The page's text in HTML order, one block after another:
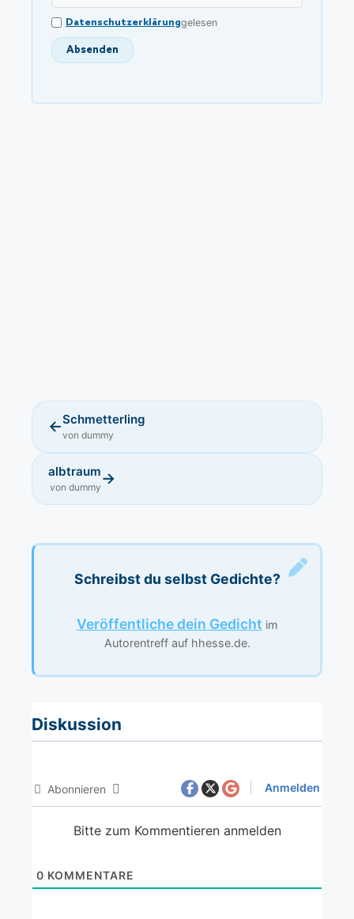
Datenschutzerklärunggelesen
←Schmetterling
von dummy
albtraum
von dummy →
Schreibst du selbst Gedichte?
Veröffentliche dein Gedicht im
Autorentreff auf hhesse.de.
Diskussion
Abonnieren Anmelden
Bitte zum Kommentieren anmelden
0 KOMMENTARE